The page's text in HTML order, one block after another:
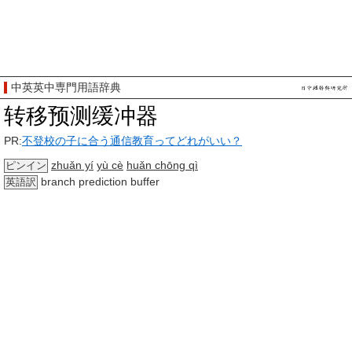
中英英中専門用語辞典
转移预测缓冲器
PR:不登校の子に合う通信教育ってどれがいい？
ピンイン zhuǎn yí yù cè huǎn chōng qì
英語訳 branch prediction buffer